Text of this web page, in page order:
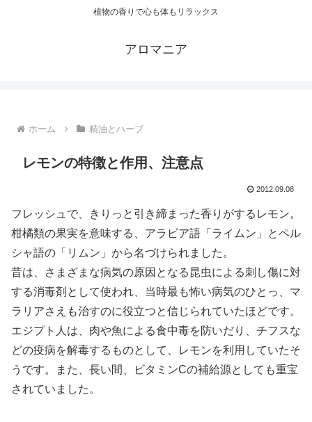
植物の香りで心も体もリラックス
アロマニア
ホーム 精油とハーブ
レモンの特徴と作用、注意点
2012.09.08
フレッシュで、きりっと引き締まった香りがするレモン。
柑橘類の果実を意味する、アラビア語「ライムン」とペル
シャ語の「リムン」から名づけられました。
昔は、さまざまな病気の原因となる昆虫による刺し傷に対
する消毒剤として使われ、当時最も怖い病気のひとっ、マ
ラリアさえも治すのに役立つと信じられていたほどです。
エジプト人は、肉や魚による食中毒を防いだり、チフスな
どの疫病を解毒するものとして、レモンを利用していたそ
うです。また、長い間、ビタミンCの補給源としても重宝
されていました。